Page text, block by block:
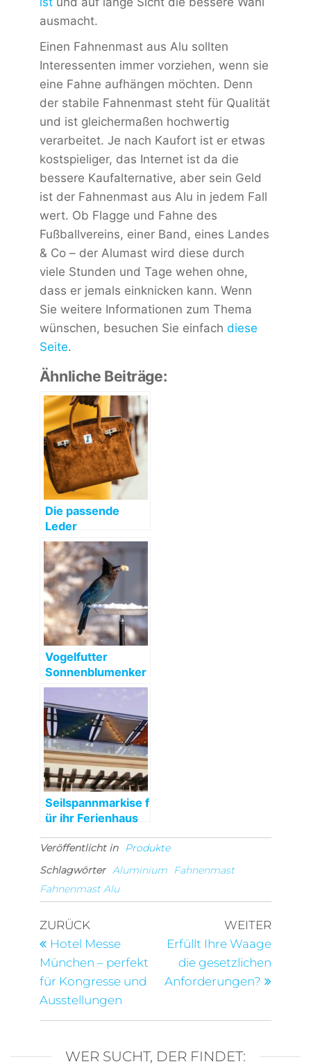
ausmacht.
Einen Fahnenmast aus Alu sollten
Interessenten immer vorziehen, wenn sie
eine Fahne aufhängen möchten. Denn
der stabile Fahnenmast steht für Qualität
und ist gleichermaßen hochwertig
verarbeitet. Je nach Kaufort ist er etwas
kostspieliger, das Internet ist da die
bessere Kaufalternative, aber sein Geld
ist der Fahnenmast aus Alu in jedem Fall
wert. Ob Flagge und Fahne des
Fußballvereins, einer Band, eines Landes
& Co – der Alumast wird diese durch
viele Stunden und Tage wehen ohne,
dass er jemals einknicken kann. Wenn
Sie weitere Informationen zum Thema
wünschen, besuchen Sie einfach diese
Seite.
Ähnliche Beiträge:
Die passende
Leder
Umhängetasche
Damen
Vogelfutter
Sonnenblumenker
ne für Wildvögel
Seilspannmarkise f
ür ihr Ferienhaus
Veröffentlicht in
Produkte
Schlagwörter
Aluminium
Fahnenmast
Fahnenmast Alu
Beitragsnavigation
Vorheriger
Beitrag
ZURÜCK
Hotel Messe
München – perfekt
für Kongresse und
Ausstellungen
WEITER
Erfüllt Ihre Waage
die gesetzlichen
Anforderungen?
WER SUCHT, DER FINDET: